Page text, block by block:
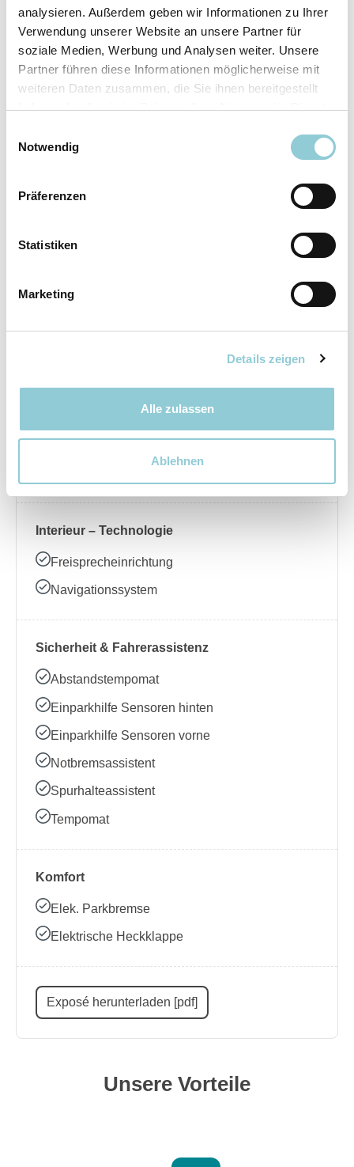
analysieren. Außerdem geben wir Informationen zu Ihrer
Verwendung unserer Website an unsere Partner für
soziale Medien, Werbung und Analysen weiter. Unsere
Partner führen diese Informationen möglicherweise mit
weiteren Daten zusammen, die Sie ihnen bereitgestellt
haben oder die sie im Rahmen Ihrer Nutzung der Dienste
Notwendig
Präferenzen
Statistiken
Marketing
Details zeigen
Alle zulassen
Ablehnen
Ausstattungslinie
N Line
Verfügbar ab
sofort
Fahrzeugkategorie
SUV/​Geländewagen/​
Pickup
110 kW (150 PS)
Ausstattung
Exterieur
Dachreling
Interieur – Komfort
Beheizbares Lenkrad
Interieur – Technologie
Freisprecheinrichtung
Navigationssystem
Sicherheit & Fahrerassistenz
Abstandstempomat
Einparkhilfe Sensoren hinten
Einparkhilfe Sensoren vorne
Notbremsassistent
Spurhalteassistent
Tempomat
Komfort
Elek. Parkbremse
Elektrische Heckklappe
Exposé herunterladen [pdf]
Unsere Vorteile